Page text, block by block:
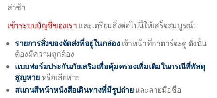
ล่าช้า
เข้าระบบบัญชีของเรา และเตรียมสิ่งต่อไปนี้ให้เสร็จสมบูรณ์:
รายการสิ่งของจัดส่งที่อยู่ในกล่องเจ้าหน้าที่กาตาร์จะดู ดังนั้น
ต้องมีความถูกต้อง
แบบฟอร์มประกันภัยเสริมเพื่อคุ้มครองเพิ่มเติมในกรณีที่พัสดุ
สูญหาย หรือเสียหาย
สแกนสีหน้าหนังสือเดินทางที่มีรูปถ่ายและลายมือชื่อ